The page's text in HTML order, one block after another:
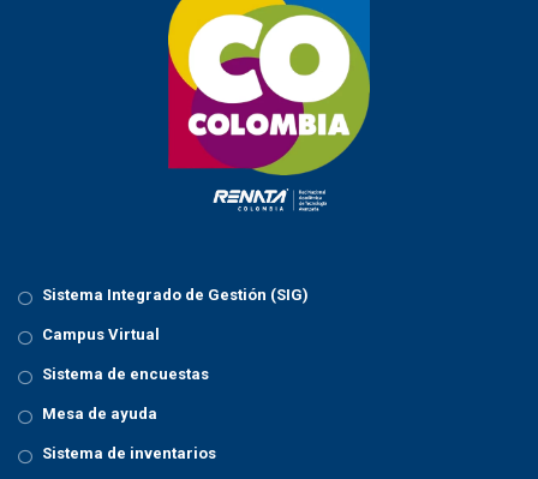
Sistema Integrado de Gestión (SIG)
Campus Virtual
Sistema de encuestas
Mesa de ayuda
Sistema de inventarios